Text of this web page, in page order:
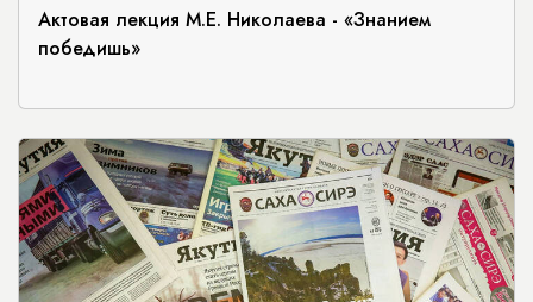
Актовая лекция М.Е. Николаева - «Знанием
победишь»